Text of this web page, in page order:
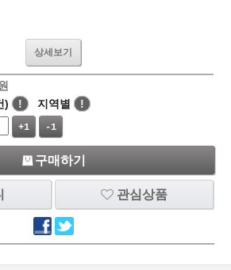
상세보기
) ! 지역별
!
+1 -1
구매하기
관심상품